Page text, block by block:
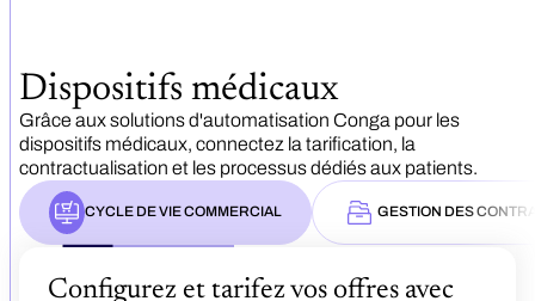
Dispositifs médicaux
Grâce aux solutions d'automatisation Conga pour les
dispositifs médicaux, connectez la tarification, la
contractualisation et les processus dédiés aux patients.
CYCLE DE VIE COMMERCIAL GESTION DES
Configurez et tarifez vos offres avec